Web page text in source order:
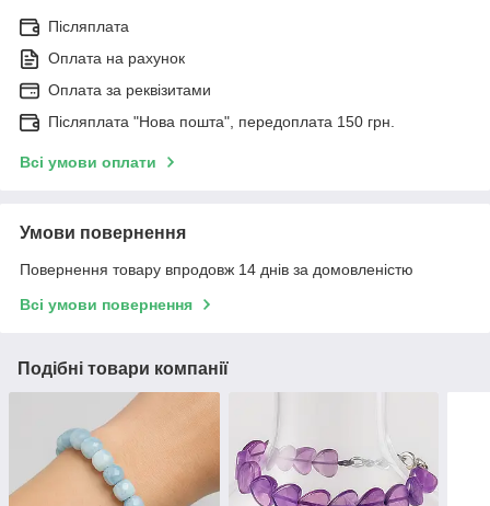
Післяплата
Оплата на рахунок
Оплата за реквізитами
Післяплата "Нова пошта", передоплата 150 грн.
Всі умови оплати
Умови повернення
Повернення товару впродовж 14 днів за домовленістю
Всі умови повернення
Подібні товари компанії